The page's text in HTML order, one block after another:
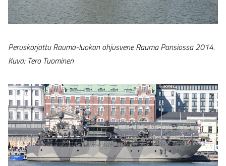
Peruskorjattu Rauma-luokan ohjusvene Rauma Pansiossa 2014.
Kuva: Tero Tuominen